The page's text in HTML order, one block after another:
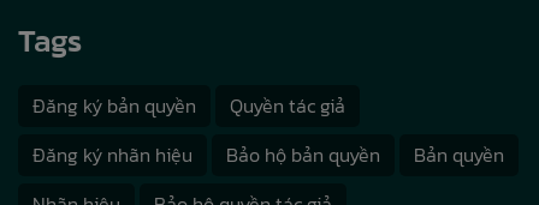
Tags
Đăng ký bản quyền
Quyền tác giả
Đăng ký nhãn hiệu
Bảo hộ bản quyền
Bản quyền